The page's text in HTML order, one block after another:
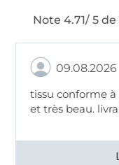
Note 4.71/ 5
09.08.2026
tissu conforme
et très beau.
Voir tous les